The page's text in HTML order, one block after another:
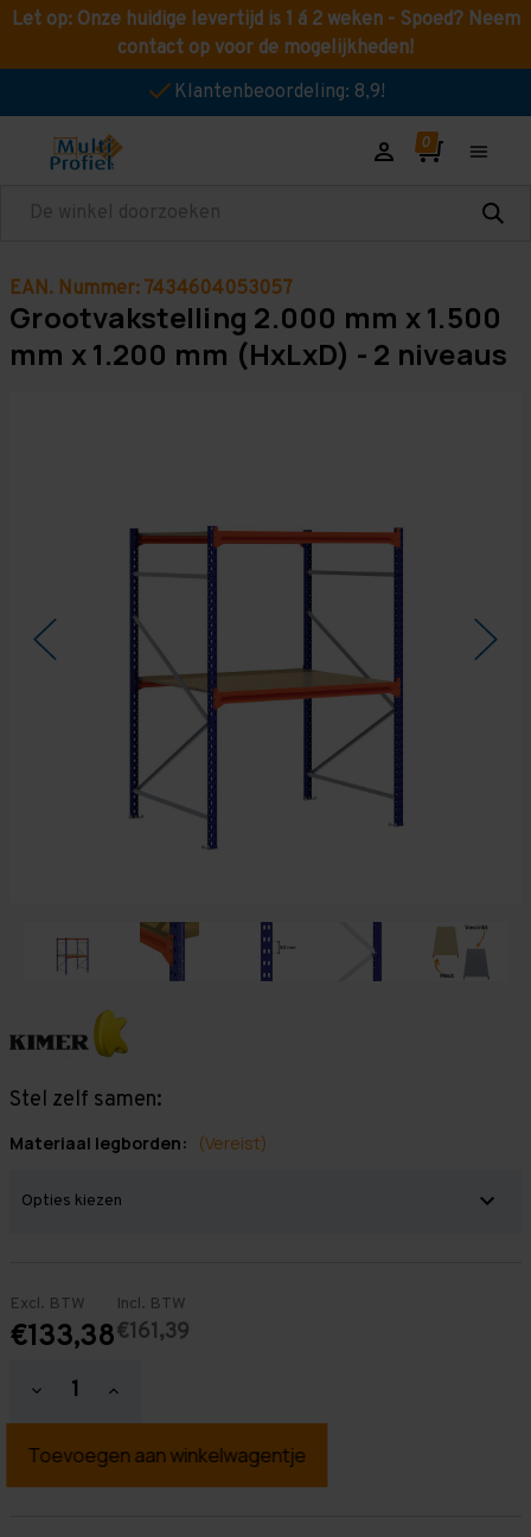
Let op: Onze huidige levertijd is 1 á 2 weken - Spoed? Neem
contact op voor de mogelijkheden!
Klantenbeoordeling: 8,9!
Zoeken
EAN. Nummer: 7434604053057
Grootvakstelling 2.000 mm x 1.500
mm x 1.200 mm (HxLxD) - 2 niveaus
Stel zelf samen:
Materiaal legborden: (Vereist)
Excl. BTW
€133,38
Incl. BTW
€161,39
Hoeveelheid
verlagen
Grootvakstelling
mm
Hoeveelheid
verhogen
Grootvakstelling
mm